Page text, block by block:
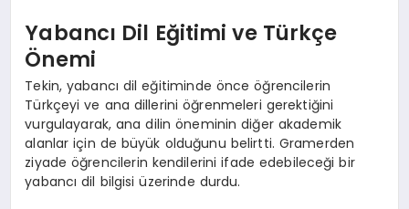
Yabancı Dil Eğitimi ve Türkçe
Önemi
Tekin, yabancı dil eğitiminde önce öğrencilerin
Türkçeyi ve ana dillerini öğrenmeleri gerektiğini
vurgulayarak, ana dilin öneminin diğer akademik
alanlar için de büyük olduğunu belirtti. Gramerden
ziyade öğrencilerin kendilerini ifade edebileceği bir
yabancı dil bilgisi üzerinde durdu.